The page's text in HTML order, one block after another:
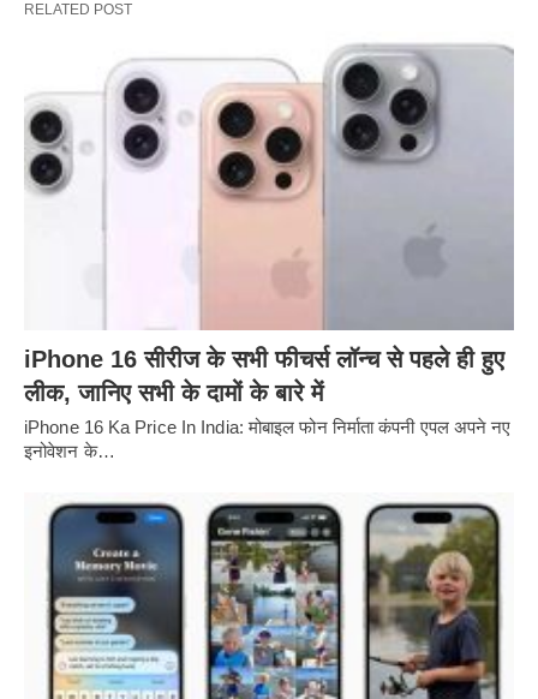
RELATED POST
iPhone 16 सीरीज के सभी फीचर्स लॉन्च से पहले ही हुए
लीक, जानिए सभी के दामों के बारे में
iPhone 16 Ka Price In India: मोबाइल फोन निर्माता कंपनी एपल अपने नए
इनोवेशन के…